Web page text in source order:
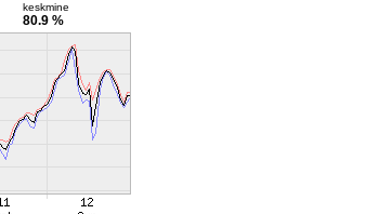
keskmine
80.9 %